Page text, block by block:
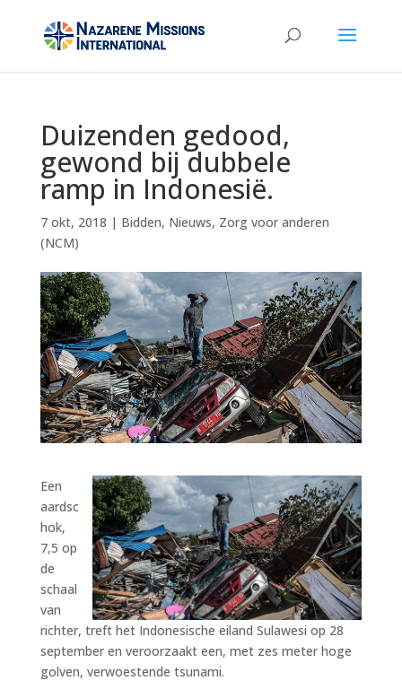
Duizenden gedood,
gewond bij dubbele
ramp in Indonesië.
7 okt, 2018 | Bidden, Nieuws, Zorg voor anderen
(NCM)
Een
aardsc
hok,
7,5 op
de
schaal
van
richter, treft het Indonesische eiland Sulawesi op 28
september en veroorzaakt een, met zes meter hoge
golven, verwoestende tsunami.